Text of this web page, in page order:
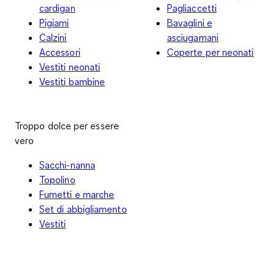
cardigan
Pigiami
Calzini
Accessori
Vestiti neonati
Vestiti bambine
Pagliaccetti
Bavaglini e
asciugamani
Coperte per neonati
Troppo dolce per essere
vero
Sacchi-nanna
Topolino
Fumetti e marche
Set di abbigliamento
Vestiti